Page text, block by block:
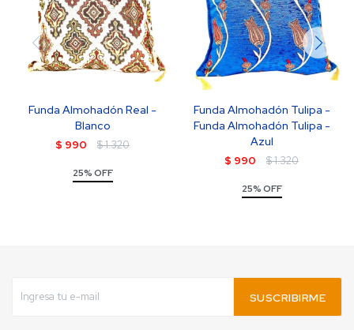
Funda Almohadón Real -
Blanco
$ 990 $1.320
25% OFF
Funda Almohadón Tulipa -
Funda Almohadón Tulipa -
Azul
$ 990 $1.320
25% OFF
SUSCRIBIRME